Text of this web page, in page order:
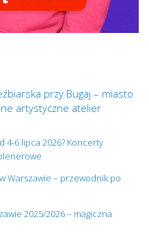
przy Bugaj – miasto
artystyczne atelier
4-6 lipca 2026? Koncerty
Warszawie – przewodnik po
2025/2026 – magiczna